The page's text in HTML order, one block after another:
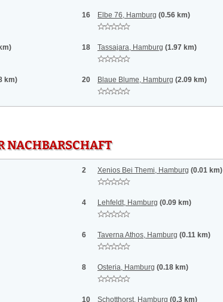
16 Elbe 76, Hamburg (0.56 km)
18 Tassajara, Hamburg (1.97 km)
km) 20 Blaue Blume, Hamburg (2.09 km)
NACHBARSCHAFT
2 Xenios Bei Themi, Hamburg (0.01 km)
4 Lehfeldt, Hamburg (0.09 km)
6 Taverna Athos, Hamburg (0.11 km)
8 Osteria, Hamburg (0.18 km)
10 Schotthorst, Hamburg (0.3 km)